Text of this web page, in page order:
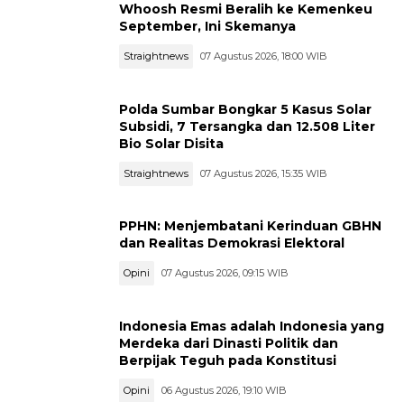
Whoosh Resmi Beralih ke Kemenkeu
September, Ini Skemanya
Straightnews 07 Agustus 2026, 18:00 WIB
Polda Sumbar Bongkar 5 Kasus Solar
Subsidi, 7 Tersangka dan 12.508 Liter
Bio Solar Disita
Straightnews 07 Agustus 2026, 15:35 WIB
PPHN: Menjembatani Kerinduan GBHN
dan Realitas Demokrasi Elektoral
Opini 07 Agustus 2026, 09:15 WIB
Indonesia Emas adalah Indonesia yang
Merdeka dari Dinasti Politik dan
Berpijak Teguh pada Konstitusi
Opini 06 Agustus 2026, 19:10 WIB